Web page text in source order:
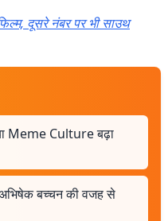
दूसरे नंबर पर भी साउथ
Meme Culture बढ़ा
अभिषेक बच्चन की वजह से